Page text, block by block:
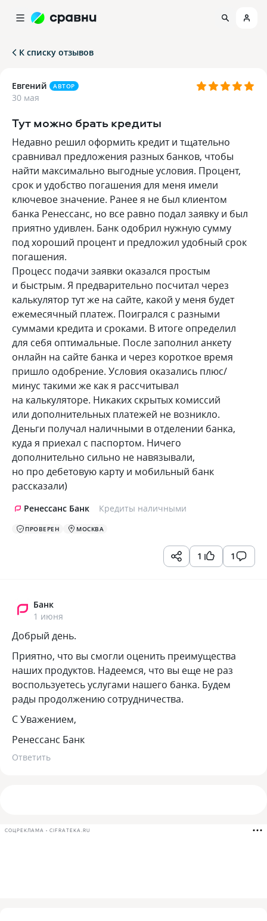
К списку отзывов
Евгений АВТОР
30 мая
Тут можно брать кредиты
Недавно решил оформить кредит и тщательно
сравнивал предложения разных банков, чтобы
найти максимально выгодные условия. Процент,
срок и удобство погашения для меня имели
ключевое значение. Ранее я не был клиентом
банка Ренессанс, но все равно подал заявку и был
приятно удивлен. Банк одобрил нужную сумму
под хороший процент и предложил удобный срок
погашения.
Процесс подачи заявки оказался простым
и быстрым. Я предварительно посчитал через
калькулятор тут же на сайте, какой у меня будет
ежемесячный платеж. Поигрался с разными
суммами кредита и сроками. В итоге определил
для себя оптимальные. После заполнил анкету
онлайн на сайте банка и через короткое время
пришло одобрение. Условия оказались плюс/
минус такими же как я рассчитывал
на калькуляторе. Никаких скрытых комиссий
или дополнительных платежей не возникло.
Деньги получал наличными в отделении банка,
куда я приехал с паспортом. Ничего
дополнительно сильно не навязывали,
но про дебетовую карту и мобильный банк
рассказали)
Ренессанс Банк Кредиты наличными
ПРОВЕРЕН МОСКВА
1 1
Банк
1 июня
Добрый день.
Приятно, что вы смогли оценить преимущества
наших продуктов. Надеемся, что вы еще не раз
воспользуетесь услугами нашего банка. Будем
рады продолжению сотрудничества.
С Уважением,
Ренессанс Банк
Ответить
СОЦРЕКЛАМА • CIFRATEKA.RU